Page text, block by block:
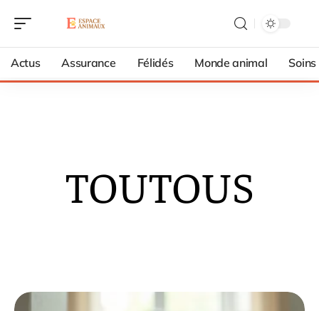
Actus Assurance Félidés Monde animal Soins
TOUTOUS